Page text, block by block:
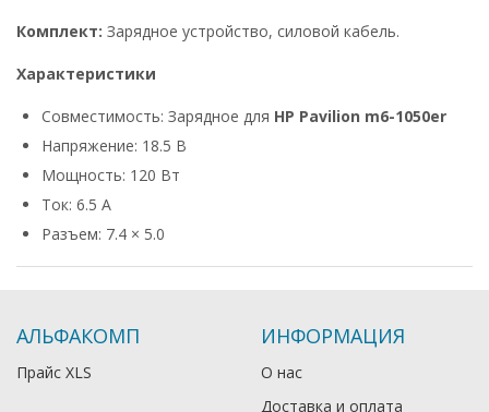
Комплект: Зарядное устройство, силовой кабель.
Характеристики
Совместимость: Зарядное для HP Pavilion m6-1050er
Напряжение: 18.5 В
Мощность: 120 Вт
Ток: 6.5 А
Разъем: 7.4 × 5.0
АЛЬФАКОМП
Прайс XLS
ИНФОРМАЦИЯ
О нас
Доставка и оплата